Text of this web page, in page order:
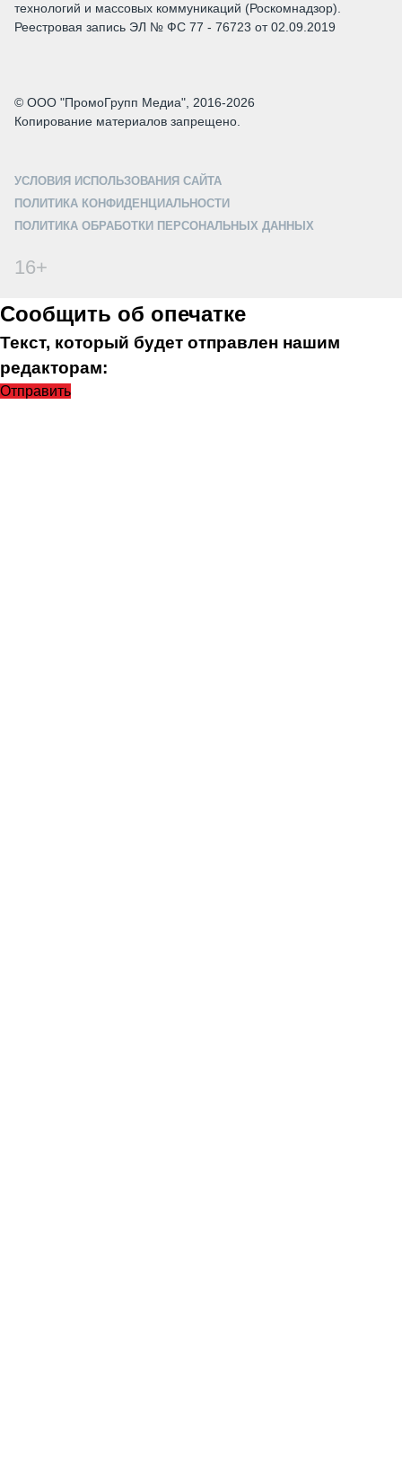
технологий и массовых коммуникаций (Роскомнадзор).
Реестровая запись ЭЛ № ФС 77 - 76723 от 02.09.2019
© ООО "ПромоГрупп Медиа", 2016-2026
Копирование материалов запрещено.
УСЛОВИЯ ИСПОЛЬЗОВАНИЯ САЙТА
ПОЛИТИКА КОНФИДЕНЦИАЛЬНОСТИ
ПОЛИТИКА ОБРАБОТКИ ПЕРСОНАЛЬНЫХ ДАННЫХ
16+
Сообщить об опечатке
Текст, который будет отправлен нашим
редакторам:
Отправить